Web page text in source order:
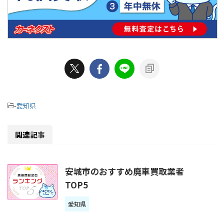
-愛知県
関連記事
安城市のおすすめ廃車買取業者
TOP5
愛知県